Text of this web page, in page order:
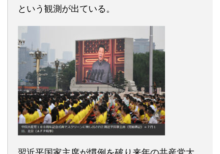
という観測が出ている。